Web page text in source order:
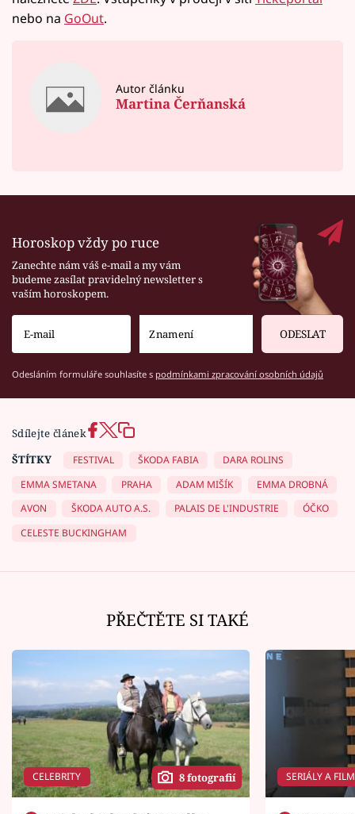
nebo na GoOut.
Autor článku
Martina Čerňanská
Horoskop vždy po ruce
Zanechte nám váš e-mail a my vám
budeme zasílat pravidelný newsletter s
vaším horoskopem.
ODESLAT
Odesláním formuláře souhlasíte s podmínkami zpracování osobních údajů
Sdílejte článek
ŠTÍTKY
FESTIVAL ŠKODA FABIA
DARA ROLINS
EMMA SMETANA
PRAHA ADAM MIŠÍK
EMMA DROBNÁ
AVON
ŠKODA AUTO A.S. PALAIS DE L'INDUSTRIE
ÓČKO
CELESTE BUCKINGHAM
PŘEČTĚTE SI TAKÉ
CELEBRITY 8 fotografií SERIÁLY A